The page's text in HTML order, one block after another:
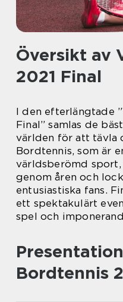
Översikt av
2021 Final
I den efterlängtade
Final” samlas de
världen för att tävla
Bordtennis, som är
världsberömd
genom åren och
entusiastiska fans.
ett spektakulärt
spel och
Bordtennis